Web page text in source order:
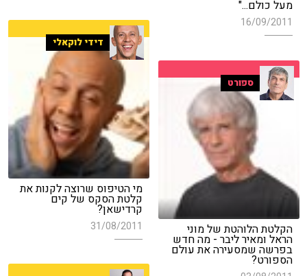
מעל כולם..."
16/09/2011
דידי לוקאלי
מי הטיפוס שרוצה לקנות את
קלטת הסקס של קים
קרדישאן?
31/08/2011
ספורט
הקלטת הלוהטת של מוני
הראל ומאיר ליבר - מה חדש
בפרשה שמסעירה את עולם
הספורט?